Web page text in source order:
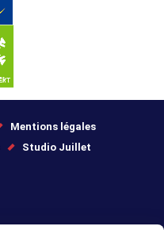
Mentions légales
Studio Juillet